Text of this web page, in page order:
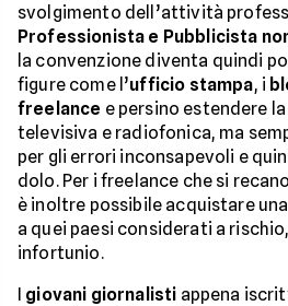
svolgimento dell’attività
Professionista e Pubblicista
la convenzione diventa quindi
figure come l’ufficio stampa, i
freelance e persino estendere
televisiva e radiofonica, ma
per gli errori inconsapevoli e
dolo. Per i freelance che si
è inoltre possibile acquistare
a quei paesi considerati a
infortunio.
I giovani giornalisti appena